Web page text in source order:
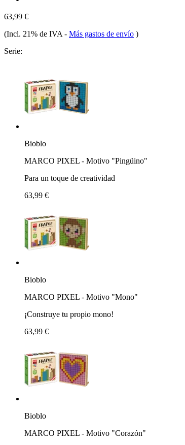
63,99 €
(Incl. 21% de IVA - Más gastos de envío )
Serie:
Bioblo
MARCO PIXEL - Motivo "Pingüino"
Para un toque de creatividad
63,99 €
Bioblo
MARCO PIXEL - Motivo "Mono"
¡Construye tu propio mono!
63,99 €
Bioblo
MARCO PIXEL - Motivo "Corazón"